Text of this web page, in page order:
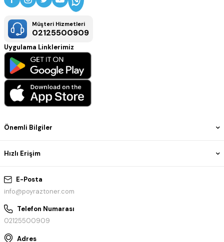
E-Posta
info@poyraztoner.com
Telefon Numarası
02125500909
Adres
Önemli Bilgiler
Hızlı Erişim
Müşteri Hizmetleri
02125500909
Uygulama Linklerimiz